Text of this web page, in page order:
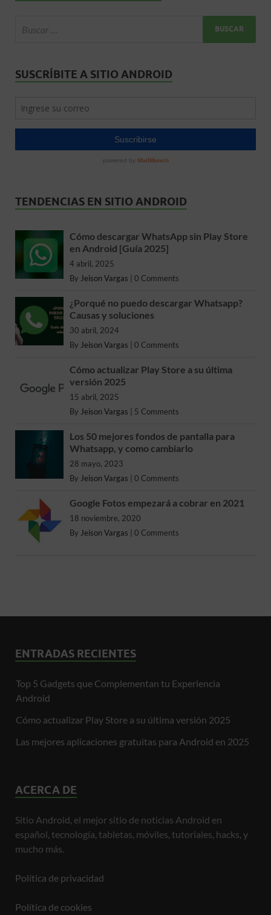
SUSCRÍBITE A SITIO ANDROID
TENDENCIAS EN SITIO ANDROID
Cómo descargar WhatsApp sin Play Store
en Android [Guía 2025]
4 abril, 2025
By Jeison Vargas 0 Comments
¿Porqué no puedo descargar Whatsapp?
Causas y soluciones
30 abril, 2024
By Jeison Vargas 0 Comments
Cómo actualizar Play Store a su última
versión 2025
15 abril, 2025
By Jeison Vargas 5 Comments
Los 50 mejores fondos de pantalla para
Whatsapp, y como cambiarlo
28 mayo, 2023
By Jeison Vargas 0 Comments
Google Fotos empezará a cobrar en 2021
18 noviembre, 2020
By Jeison Vargas 0 Comments
ENTRADAS RECIENTES
Top 5 Gadgets que Complementan tu Experiencia
Android
Cómo actualizar Play Store a su última versión 2025
Las mejores aplicaciones gratuitas para Android en 2025
ACERCA DE
Sitio Android, el mejor sitio de noticias Android en
español, tecnología, tabletas, móviles, tutoriales, hacks, y
mucho más.
Política de privacidad
Política de cookies